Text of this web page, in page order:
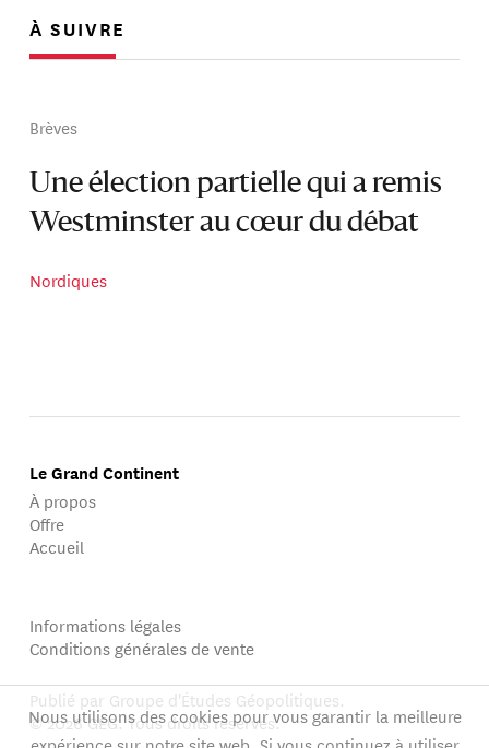
À SUIVRE
Brèves
Une élection partielle qui a remis
Westminster au cœur du débat
Nordiques
Le Grand Continent
À propos
Offre
Accueil
Informations légales
Conditions générales de vente
Publié par Groupe d'Études Géopolitiques.
© 2026 GEG. Tous droits réservés.
Nous utilisons des cookies pour vous garantir la meilleure